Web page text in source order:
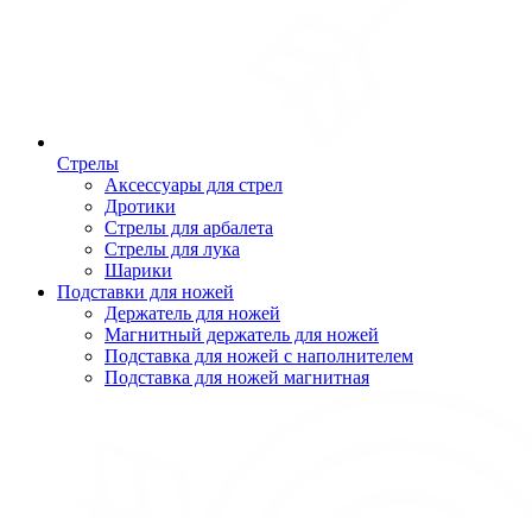
Стрелы
Аксессуары для стрел
Дротики
Стрелы для арбалета
Стрелы для лука
Шарики
Подставки для ножей
Держатель для ножей
Магнитный держатель для ножей
Подставка для ножей с наполнителем
Подставка для ножей магнитная